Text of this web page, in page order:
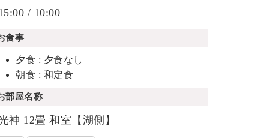
/ 10:00
食事
夕食 : 夕食なし
朝食 : 和定食
部屋名称
神 12畳 和室【湖側】